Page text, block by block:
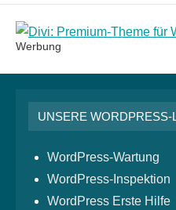
Werbung
UNSERE WORDPRESS-
WordPress-Wartung
WordPress-Inspektion
WordPress Erste Hilfe